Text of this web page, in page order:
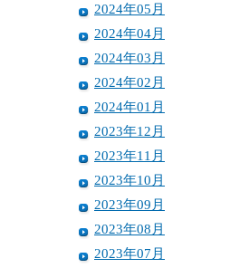
2024年05月
2024年04月
2024年03月
2024年02月
2024年01月
2023年12月
2023年11月
2023年10月
2023年09月
2023年08月
2023年07月